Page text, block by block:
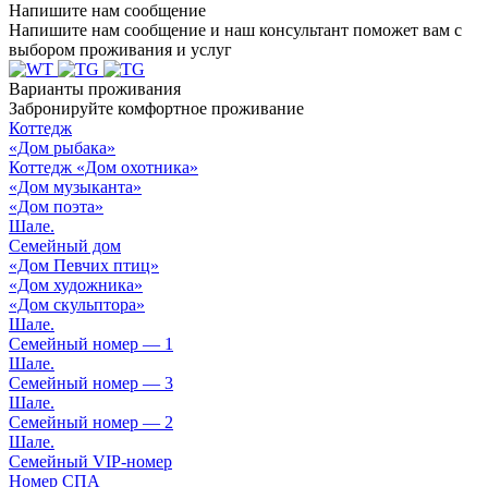
Напишите нам сообщение
Напишите нам сообщение и наш консультант поможет вам с
выбором проживания и услуг
Варианты проживания
Забронируйте комфортное проживание
Коттедж
«Дом рыбака»
Коттедж «Дом охотника»
«Дом музыканта»
«Дом поэта»
Шале.
Cемейный дом
«Дом Певчих птиц»
«Дом художника»
«Дом скульптора»
Шале.
Cемейный номер — 1
Шале.
Cемейный номер — 3
Шале.
Cемейный номер — 2
Шале.
Cемейный VIP-номер
Номер СПА